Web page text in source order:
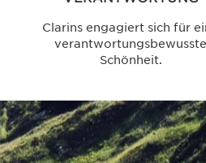
Clarins engagiert sich für
verantwortungsbewusste
Schönheit.